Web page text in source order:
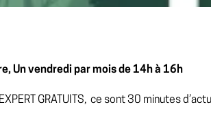
Un vendredi par mois de 14h à 16h
EXPERT GRATUITS, ce sont 30 minutes